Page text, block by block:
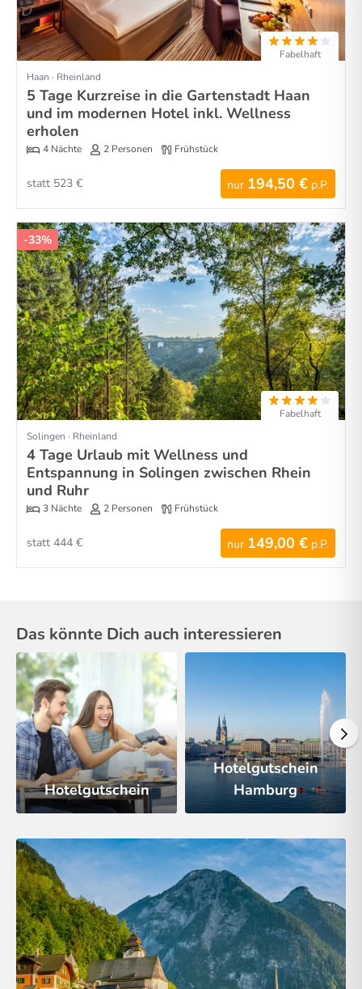
Fabelhaft
Haan · Rheinland
5 Tage Kurzreise in die Gartenstadt Haan
und im modernen Hotel inkl. Wellness
erholen
4 Nächte 2 Personen Frühstück
nur 194,50 € p.P.
statt 523 €
-33%
Fabelhaft
Solingen · Rheinland
4 Tage Urlaub mit Wellness und
Entspannung in Solingen zwischen Rhein
und Ruhr
3 Nächte 2 Personen Frühstück
nur 149,00 € p.P.
statt 444 €
Das könnte Dich auch interessieren
Hotelgutschein
Hotelgutschein
Hamburg